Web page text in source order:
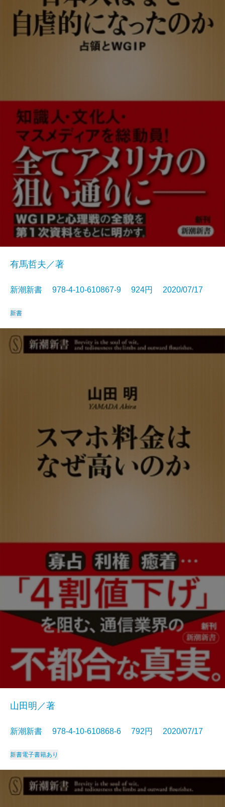
有馬哲夫／著
新潮新書 978-4-10-610867-9 924円 2020/07/17
新書
山田明／著
新潮新書 978-4-10-610868-6 792円 2020/07/17
新書電子書籍あり